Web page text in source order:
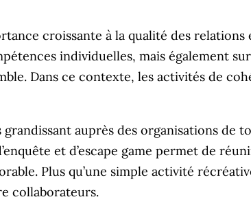
croissante à la qualité des relations
individuelles, mais également
Dans ce contexte, les activités de
auprès des organisations de
et d’escape game permet de
Plus qu’une simple activité
collaborateurs.